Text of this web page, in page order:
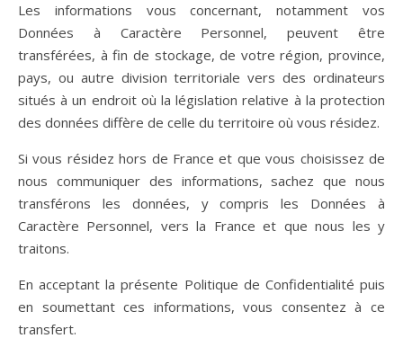
Les informations vous concernant, notamment vos
Données à Caractère Personnel, peuvent être
transférées, à fin de stockage, de votre région, province,
pays, ou autre division territoriale vers des ordinateurs
situés à un endroit où la législation relative à la protection
des données diffère de celle du territoire où vous résidez.
Si vous résidez hors de France et que vous choisissez de
nous communiquer des informations, sachez que nous
transférons les données, y compris les Données à
Caractère Personnel, vers la France et que nous les y
traitons.
En acceptant la présente Politique de Confidentialité puis
en soumettant ces informations, vous consentez à ce
transfert.